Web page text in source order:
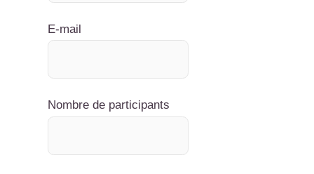
E-mail
Nombre de participants